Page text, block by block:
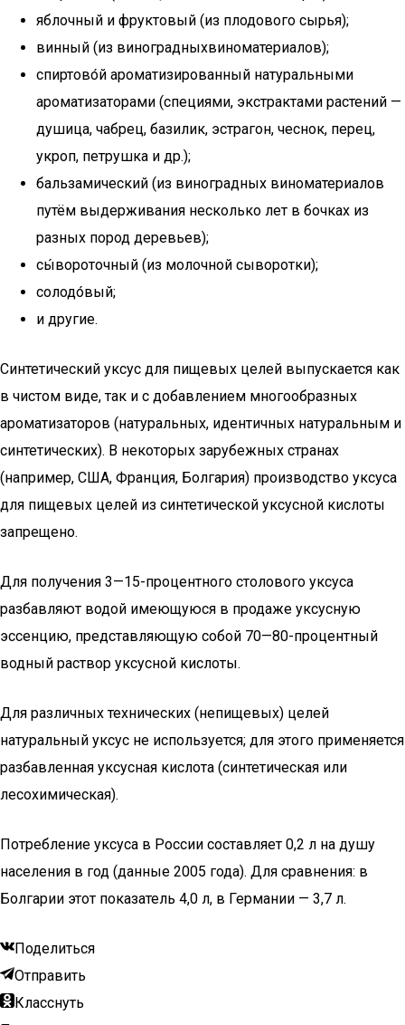
яблочный и фруктовый (из плодового сырья);
винный (из виноградныхвиноматериалов);
спиртово́й ароматизированный натуральными
ароматизаторами (специями, экстрактами растений —
душица, чабрец, базилик, эстрагон, чеснок, перец,
укроп, петрушка и др.);
бальзамический (из виноградных виноматериалов
путём выдерживания несколько лет в бочках из
разных пород деревьев);
сы́вороточный (из молочной сыворотки);
солодо́вый;
и другие.
Синтетический уксус для пищевых целей выпускается как
в чистом виде, так и с добавлением многообразных
ароматизаторов (натуральных, идентичных натуральным и
синтетических). В некоторых зарубежных странах
(например, США, Франция, Болгария) производство уксуса
для пищевых целей из синтетической уксусной кислоты
запрещено.
Для получения 3—15-процентного столового уксуса
разбавляют водой имеющуюся в продаже уксусную
эссенцию, представляющую собой 70—80-процентный
водный раствор уксусной кислоты.
Для различных технических (непищевых) целей
натуральный уксус не используется; для этого применяется
разбавленная уксусная кислота (синтетическая или
лесохимическая).
Потребление уксуса в России составляет 0,2 л на душу
населения в год (данные 2005 года). Для сравнения: в
Болгарии этот показатель 4,0 л, в Германии — 3,7 л.
Поделиться
Отправить
Класснуть